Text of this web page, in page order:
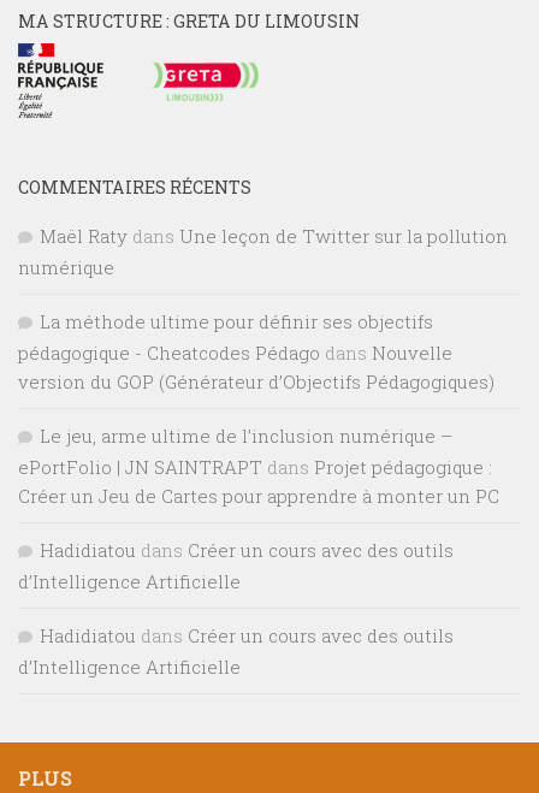
MA STRUCTURE : GRETA DU LIMOUSIN
COMMENTAIRES RÉCENTS
Maël Raty dans Une leçon de Twitter sur la pollution
numérique
La méthode ultime pour définir ses objectifs
pédagogique - Cheatcodes Pédago dans Nouvelle
version du GOP (Générateur d’Objectifs Pédagogiques)
Le jeu, arme ultime de l’inclusion numérique –
ePortFolio | JN SAINTRAPT dans Projet pédagogique :
Créer un Jeu de Cartes pour apprendre à monter un PC
Hadidiatou dans Créer un cours avec des outils
d’Intelligence Artificielle
Hadidiatou dans Créer un cours avec des outils
d’Intelligence Artificielle
PLUS